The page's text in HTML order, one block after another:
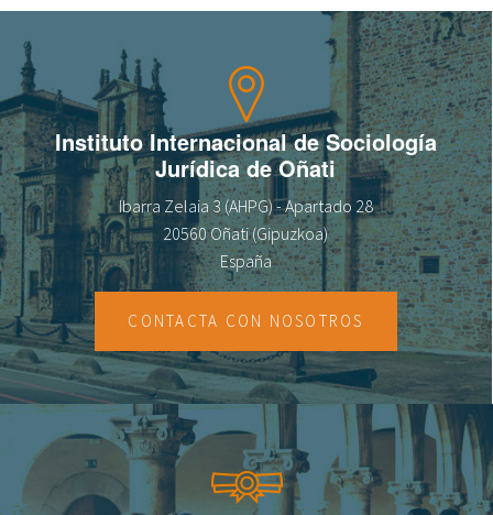
fr
Instituto Internacional de Sociología
Jurídica de Oñati
Ibarra Zelaia 3 (AHPG) - Apartado 28
20560 Oñati (Gipuzkoa)
España
CONTACTA CON NOSOTROS